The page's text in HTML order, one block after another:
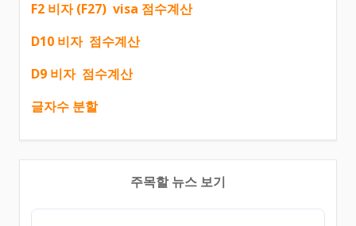
F2 비자 (F27) visa 점수계산
D10 비자 점수계산
D9 비자 점수계산
글자수 분할
주목할 뉴스 보기